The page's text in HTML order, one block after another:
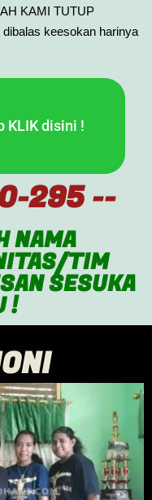
KAMI TUTUP
keesokan harinya
KLIK disini !
295 --
NAMA
TIM
SESUKA
!